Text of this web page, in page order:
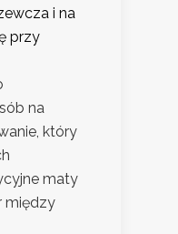
i na
przy
na
który
maty
między